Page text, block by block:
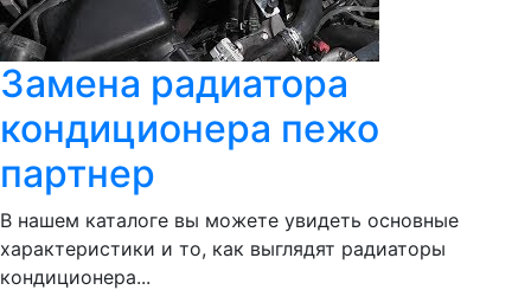
Замена радиатора
кондиционера пежо
партнер
В нашем каталоге вы можете увидеть основные
характеристики и то, как выглядят радиаторы
кондиционера...